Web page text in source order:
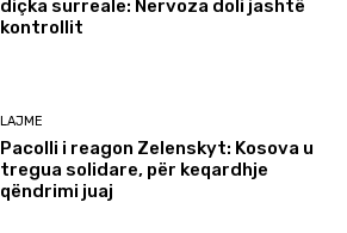
diçka surreale: Nervoza doli jashtë
kontrollit
LAJME
Pacolli i reagon Zelenskyt: Kosova u
tregua solidare, për keqardhje
qëndrimi juaj